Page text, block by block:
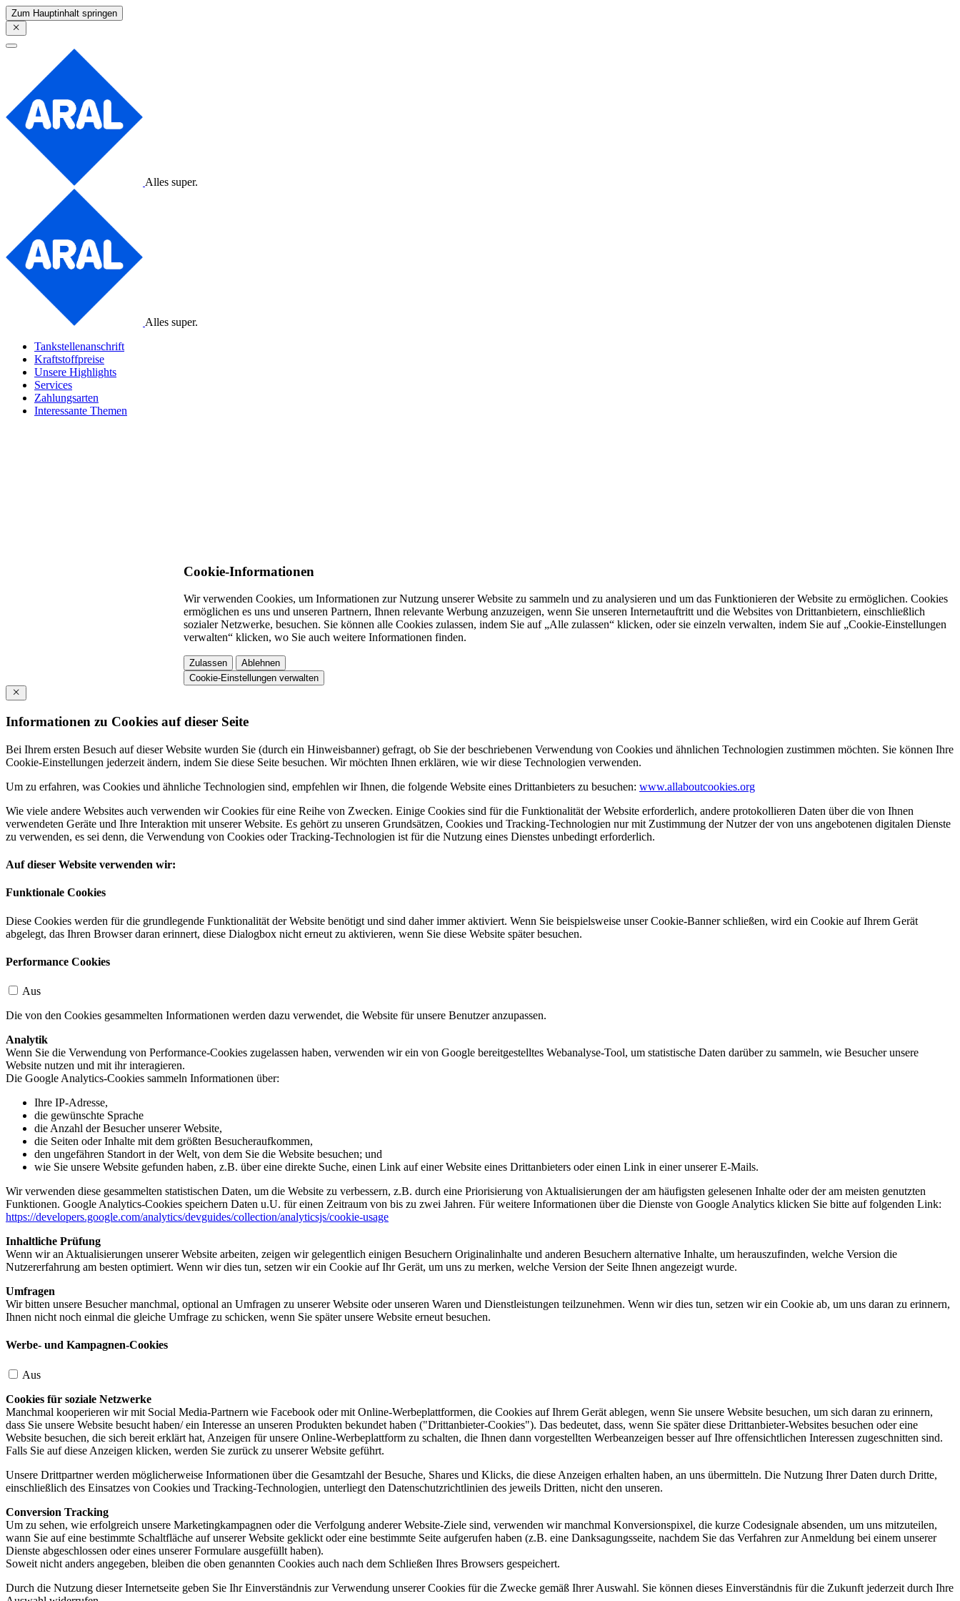
Zum Hauptinhalt springen
Alles super.
Alles super.
Tankstellenanschrift
Kraftstoffpreise
Unsere Highlights
Services
Zahlungsarten
Interessante Themen
Cookie-Informationen
Wir verwenden Cookies, um Informationen zur Nutzung unserer Website zu sammeln und zu analysieren und um das Funktionieren der Website zu ermöglichen. Cookies
ermöglichen es uns und unseren Partnern, Ihnen relevante Werbung anzuzeigen, wenn Sie unseren Internetauftritt und die Websites von Drittanbietern, einschließlich
sozialer Netzwerke, besuchen. Sie können alle Cookies zulassen, indem Sie auf „Alle zulassen“ klicken, oder sie einzeln verwalten, indem Sie auf „Cookie-Einstellungen
verwalten“ klicken, wo Sie auch weitere Informationen finden.
Zulassen
Ablehnen
Cookie-Einstellungen verwalten
Informationen zu Cookies auf dieser Seite
Bei Ihrem ersten Besuch auf dieser Website wurden Sie (durch ein Hinweisbanner) gefragt, ob Sie der beschriebenen Verwendung von Cookies und ähnlichen Technologien zustimmen möchten. Sie können Ihre
Cookie-Einstellungen jederzeit ändern, indem Sie diese Seite besuchen. Wir möchten Ihnen erklären, wie wir diese Technologien verwenden.
Um zu erfahren, was Cookies und ähnliche Technologien sind, empfehlen wir Ihnen, die folgende Website eines Drittanbieters zu besuchen: www.allaboutcookies.org
Wie viele andere Websites auch verwenden wir Cookies für eine Reihe von Zwecken. Einige Cookies sind für die Funktionalität der Website erforderlich, andere protokollieren Daten über die von Ihnen
verwendeten Geräte und Ihre Interaktion mit unserer Website. Es gehört zu unseren Grundsätzen, Cookies und Tracking-Technologien nur mit Zustimmung der Nutzer der von uns angebotenen digitalen Dienste
zu verwenden, es sei denn, die Verwendung von Cookies oder Tracking-Technologien ist für die Nutzung eines Dienstes unbedingt erforderlich.
Auf dieser Website verwenden wir:
Funktionale Cookies
Diese Cookies werden für die grundlegende Funktionalität der Website benötigt und sind daher immer aktiviert. Wenn Sie beispielsweise unser Cookie-Banner schließen, wird ein Cookie auf Ihrem Gerät
abgelegt, das Ihren Browser daran erinnert, diese Dialogbox nicht erneut zu aktivieren, wenn Sie diese Website später besuchen.
Performance Cookies
Aus
Die von den Cookies gesammelten Informationen werden dazu verwendet, die Website für unsere Benutzer anzupassen.
Analytik
Wenn Sie die Verwendung von Performance-Cookies zugelassen haben, verwenden wir ein von Google bereitgestelltes Webanalyse-Tool, um statistische Daten darüber zu sammeln, wie Besucher unsere
Website nutzen und mit ihr interagieren.
Die Google Analytics-Cookies sammeln Informationen über:
Ihre IP-Adresse,
die gewünschte Sprache
die Anzahl der Besucher unserer Website,
die Seiten oder Inhalte mit dem größten Besucheraufkommen,
den ungefähren Standort in der Welt, von dem Sie die Website besuchen; und
wie Sie unsere Website gefunden haben, z.B. über eine direkte Suche, einen Link auf einer Website eines Drittanbieters oder einen Link in einer unserer E-Mails.
Wir verwenden diese gesammelten statistischen Daten, um die Website zu verbessern, z.B. durch eine Priorisierung von Aktualisierungen der am häufigsten gelesenen Inhalte oder der am meisten genutzten
Funktionen. Google Analytics-Cookies speichern Daten u.U. für einen Zeitraum von bis zu zwei Jahren. Für weitere Informationen über die Dienste von Google Analytics klicken Sie bitte auf folgenden Link:
https://developers.google.com/analytics/devguides/collection/analyticsjs/cookie-usage
Inhaltliche Prüfung
Wenn wir an Aktualisierungen unserer Website arbeiten, zeigen wir gelegentlich einigen Besuchern Originalinhalte und anderen Besuchern alternative Inhalte, um herauszufinden, welche Version die
Nutzererfahrung am besten optimiert. Wenn wir dies tun, setzen wir ein Cookie auf Ihr Gerät, um uns zu merken, welche Version der Seite Ihnen angezeigt wurde.
Umfragen
Wir bitten unsere Besucher manchmal, optional an Umfragen zu unserer Website oder unseren Waren und Dienstleistungen teilzunehmen. Wenn wir dies tun, setzen wir ein Cookie ab, um uns daran zu erinnern,
Ihnen nicht noch einmal die gleiche Umfrage zu schicken, wenn Sie später unsere Website erneut besuchen.
Werbe- und Kampagnen-Cookies
Aus
Cookies für soziale Netzwerke
Manchmal kooperieren wir mit Social Media-Partnern wie Facebook oder mit Online-Werbeplattformen, die Cookies auf Ihrem Gerät ablegen, wenn Sie unsere Website besuchen, um sich daran zu erinnern,
dass Sie unsere Website besucht haben/ ein Interesse an unseren Produkten bekundet haben ("Drittanbieter-Cookies"). Das bedeutet, dass, wenn Sie später diese Drittanbieter-Websites besuchen oder eine
Website besuchen, die sich bereit erklärt hat, Anzeigen für unsere Online-Werbeplattform zu schalten, die Ihnen dann vorgestellten Werbeanzeigen besser auf Ihre offensichtlichen Interessen zugeschnitten sind.
Falls Sie auf diese Anzeigen klicken, werden Sie zurück zu unserer Website geführt.
Unsere Drittpartner werden möglicherweise Informationen über die Gesamtzahl der Besuche, Shares und Klicks, die diese Anzeigen erhalten haben, an uns übermitteln. Die Nutzung Ihrer Daten durch Dritte,
einschließlich des Einsatzes von Cookies und Tracking-Technologien, unterliegt den Datenschutzrichtlinien des jeweils Dritten, nicht den unseren.
Conversion Tracking
Um zu sehen, wie erfolgreich unsere Marketingkampagnen oder die Verfolgung anderer Website-Ziele sind, verwenden wir manchmal Konversionspixel, die kurze Codesignale absenden, um uns mitzuteilen,
wann Sie auf eine bestimmte Schaltfläche auf unserer Website geklickt oder eine bestimmte Seite aufgerufen haben (z.B. eine Danksagungsseite, nachdem Sie das Verfahren zur Anmeldung bei einem unserer
Dienste abgeschlossen oder eines unserer Formulare ausgefüllt haben).
Soweit nicht anders angegeben, bleiben die oben genannten Cookies auch nach dem Schließen Ihres Browsers gespeichert.
Durch die Nutzung dieser Internetseite geben Sie Ihr Einverständnis zur Verwendung unserer Cookies für die Zwecke gemäß Ihrer Auswahl. Sie können dieses Einverständnis für die Zukunft jederzeit durch Ihre